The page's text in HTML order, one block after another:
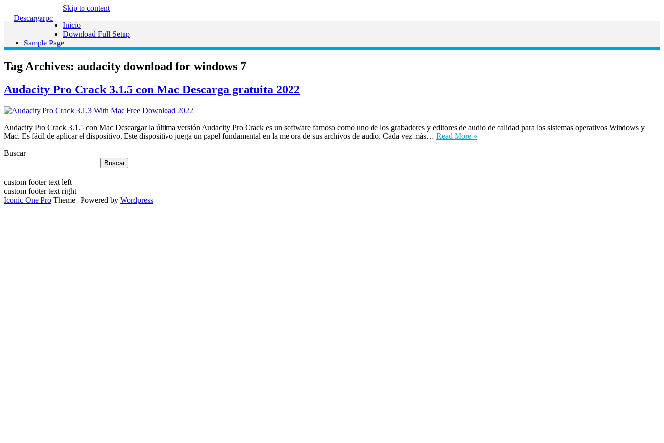
Descargarpc
Skip to content
Inicio
Download Full Setup
Sample Page
Tag Archives: audacity download for windows 7
Audacity Pro Crack 3.1.5 con Mac Descarga gratuita 2022
Audacity Pro Crack 3.1.5 con Mac Descargar la última versión Audacity Pro Crack es un software famoso como uno de los grabadores y editores de audio de calidad para los sistemas operativos Windows y
Mac. Es fácil de aplicar el dispositivo. Este dispositivo juega un papel fundamental en la mejora de sus archivos de audio. Cada vez más… Read More »
Buscar
Buscar
custom footer text left
custom footer text right
Iconic One Pro Theme | Powered by Wordpress